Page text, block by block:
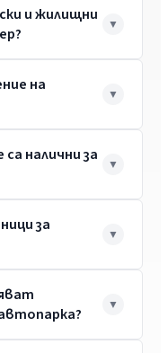
и жилищни
на
налични за
за